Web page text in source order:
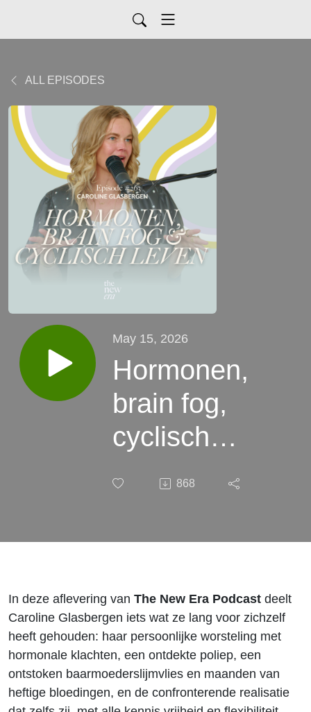
ALL EPISODES
May 15, 2026
Hormonen,
brain fog,
cyclisch
systeem |
Glasbergen
#263
868
In deze aflevering van The New Era Podcast deelt
Caroline Glasbergen iets wat ze lang voor zichzelf
heeft gehouden: haar persoonlijke worsteling met
hormonale klachten, een ontdekte poliep, een
ontstoken baarmoederslijmvlies en maanden van
heftige bloedingen, en de confronterende realisatie